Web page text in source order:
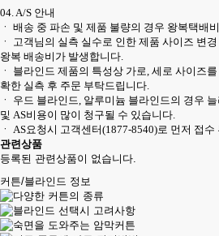
04. A/S 안내
ㆍ 배송 중 파손 및 제품 불량의 경우 왕복택배
ㆍ 고객님의 실측 실수로 인한 제품 사이즈 변
왕복 배송비가 발생합니다.
ㆍ 블라인드 제품의 특성상 가로, 세로 사이즈
확한 실측 후 주문 부탁드립니다.
ㆍ 우드 블라인드, 알루미늄 블라인드의 경우
및 AS비용이 많이 청구될 수 있습니다.
ㆍ AS요청시 고객센터(1877-8540)로 먼저 접
관련상품
등록된 관련상품이 없습니다.
커튼/블라인드 정보